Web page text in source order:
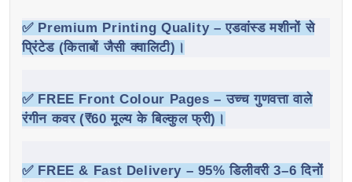
✅ Premium Printing Quality– एडवांस्ड मशीनों से
प्रिंटेड (किताबों जैसी क्वालिटी)।
✅ FREE Front Colour Pages – उच्च गुणवत्ता वाले
रंगीन कवर (₹60 मूल्य के बिल्कुल फ्री)।
✅ FREE & Fast Delivery– 95% डिलीवरी 3–6 दिनों